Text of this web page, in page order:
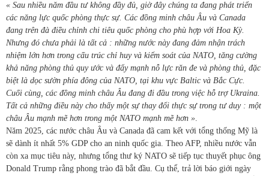
« Sau nhiều năm đầu tư không đầy đủ, giờ đây chúng ta đang phát triển
các năng lực quốc phòng thực sự. Các đồng minh châu Âu và Canada
đang trên đà điều chỉnh chi tiêu quốc phòng cho phù hợp với Hoa Kỳ.
Nhưng đó chưa phải là tất cả : những nước này đang đảm nhận trách
nhiệm lớn hơn trong cấu trúc chỉ huy và kiểm soát của NATO, tăng cường
khả năng phòng thủ quy ước và đẩy mạnh nỗ lực răn đe và phòng thủ, đặc
biệt là dọc sườn phía đông của NATO, tại khu vực Baltic và Bắc Cực.
Cuối cùng, các đồng minh châu Âu đang đi đầu trong việc hỗ trợ Ukraina.
Tất cả những điều này cho thấy một sự thay đổi thực sự trong tư duy : một
châu Âu mạnh mẽ hơn trong một NATO mạnh mẽ hơn ».
Năm 2025, các nước châu Âu và Canada đã cam kết với tổng thống Mỹ là
sẽ dành ít nhất 5% GDP cho an ninh quốc gia. Theo AFP, nhiều nước vẫn
còn xa mục tiêu này, nhưng tổng thư ký NATO sẽ tiếp tục thuyết phục ông
Donald Trump rằng phong trào đã bắt đầu. Cụ thể, trả lời báo giới ngày